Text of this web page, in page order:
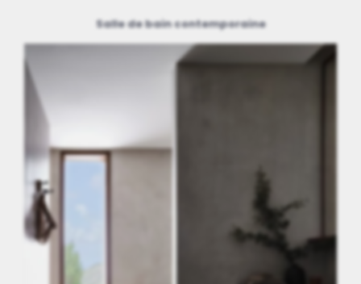
Salle de bain contemporaine